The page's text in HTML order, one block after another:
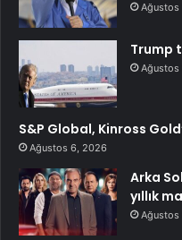
Ağustos
Trump
Ağustos
S&P Global, Kinross
Ağustos 6, 2026
Arka
yıllık
Ağustos